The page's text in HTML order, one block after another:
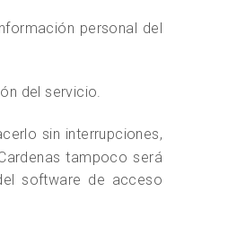
personal del
del servicio.
sin interrupciones,
tampoco será
software de acceso